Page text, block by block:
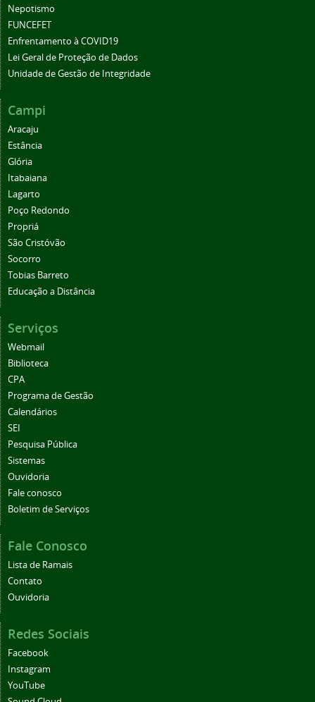
Nepotismo
FUNCEFET
Enfrentamento à COVID19
Lei Geral de Proteção de Dados
Unidade de Gestão de Integridade
Campi
Aracaju
Estância
Glória
Itabaiana
Lagarto
Poço Redondo
Propriá
São Cristóvão
Socorro
Tobias Barreto
Educação a Distância
Serviços
Webmail
Biblioteca
CPA
Programa de Gestão
Calendários
SEI
Pesquisa Pública
Sistemas
Ouvidoria
Fale conosco
Boletim de Serviços
Fale Conosco
Lista de Ramais
Contato
Ouvidoria
Redes Sociais
Facebook
Instagram
YouTube